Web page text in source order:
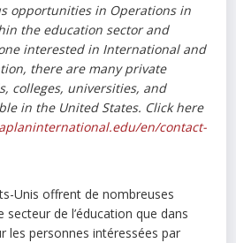
opportunities in Operations in
the education sector and
interested in International and
there are many private
colleges, universities, and
in the United States. Click here
en/contact-
Unis offrent de nombreuses
de l’éducation que dans
les personnes intéressées par